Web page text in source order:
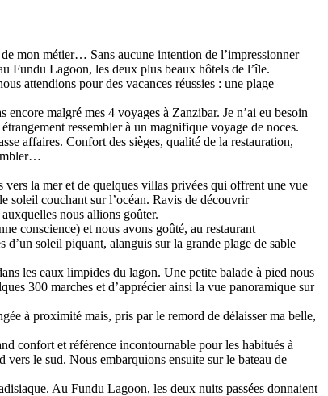
mon métier… Sans aucune intention de l’impressionner
Fundu Lagoon, les deux plus beaux hôtels de l’île.
attendions pour des vacances réussies : une plage
malgré mes 4 voyages à Zanzibar. Je n’ai eu besoin
ressembler à un magnifique voyage de noces.
affaires. Confort des sièges, qualité de la restauration,
vers la mer et de quelques villas privées qui offrent une vue
soleil couchant sur l’océan. Ravis de découvrir
nous allions goûter.
conscience) et nous avons goûté, au restaurant
soleil piquant, alanguis sur la grande plage de sable
les eaux limpides du lagon. Une petite balade à pied nous
300 marches et d’apprécier ainsi la vue panoramique sur
à proximité mais, pris par le remord de délaisser ma belle,
confort et référence incontournable pour les habitués à
le sud. Nous embarquions ensuite sur le bateau de
Au Fundu Lagoon, les deux nuits passées donnaient